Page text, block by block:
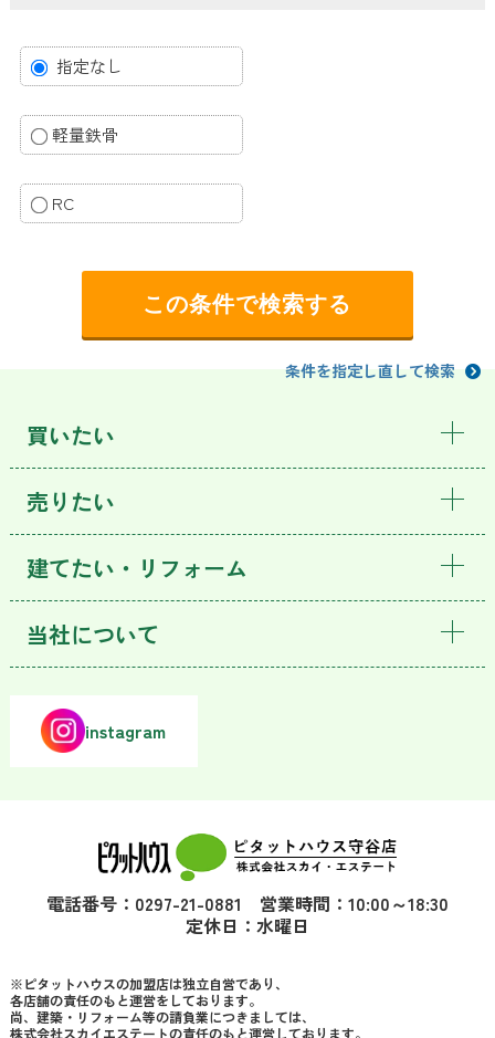
指定なし
軽量鉄骨
RC
条件を指定し直して検索
買いたい
売りたい
建てたい・リフォーム
当社について
instagram
電話番号：0297-21-0881 営業時間：10:00～18:30
定休日：水曜日
※ピタットハウスの加盟店は独立自営であり、
各店舗の責任のもと運営をしております。
尚、建築・リフォーム等の請負業につきましては、
株式会社スカイエステートの責任のもと運営しております。